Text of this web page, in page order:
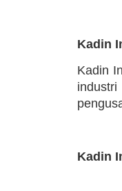
Kadin
Kadin
Kadin